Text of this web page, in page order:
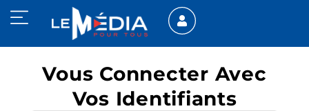
Vous Connecter Avec
Vos Identifiants